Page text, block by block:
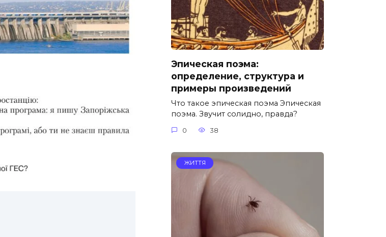
Эпическая поэма:
определение, структура и
примеры произведений
Что такое эпическая поэма Эпическая
поэма. Звучит солидно, правда?
0 38
ЖИТТЯ